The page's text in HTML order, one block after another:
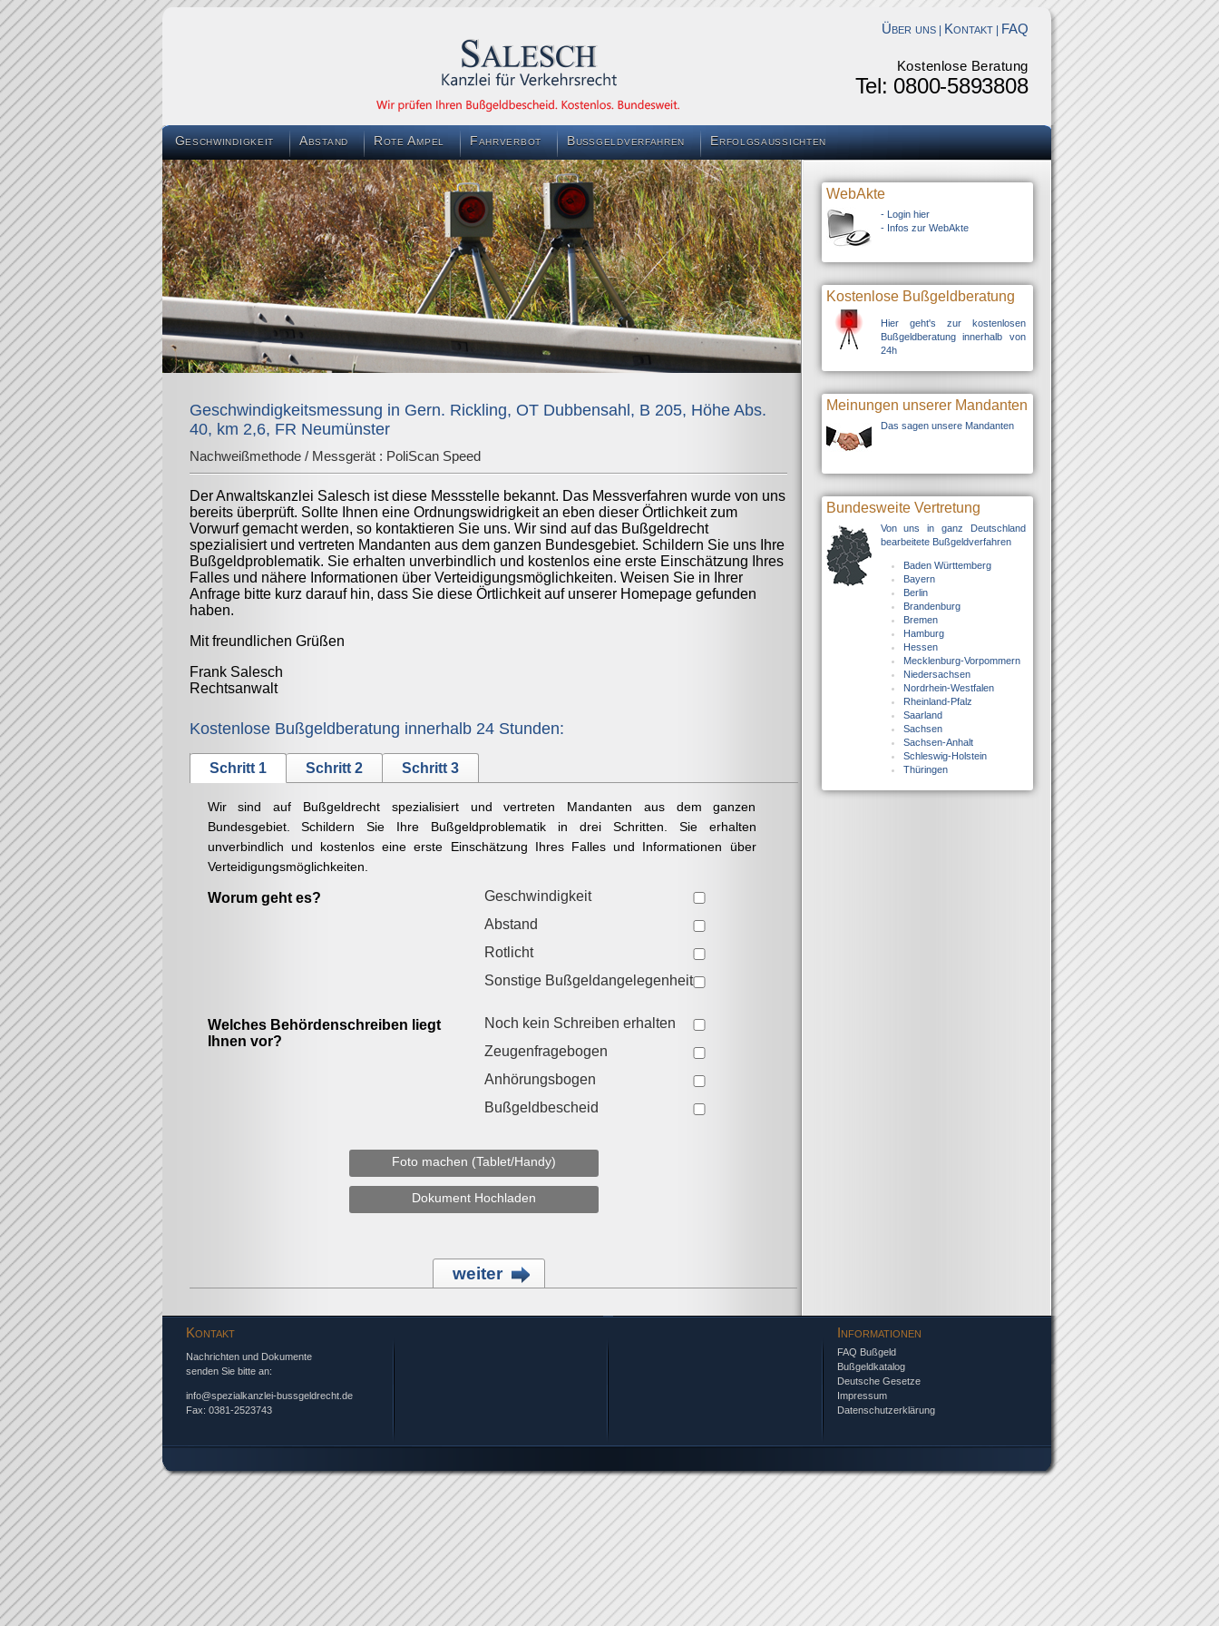
Über uns Kontakt FAQ
Kostenlose Beratung
Tel: 0800-5893808
Geschwindigkeit Abstand Rote Ampel Fahrverbot Bußgeldverfahren Erfolgsaussichten
WebAkte
- Login hier
- Infos zur WebAkte
Kostenlose Bußgeldberatung
Hier geht's zur kostenlosen
Bußgeldberatung innerhalb von
24h
Meinungen unserer Mandanten
Das sagen unsere Mandanten
Bundesweite Vertretung
Von uns in ganz Deutschland
bearbeitete Bußgeldverfahren
Baden Württemberg
Bayern
Berlin
Brandenburg
Bremen
Hamburg
Hessen
Mecklenburg-Vorpommern
Niedersachsen
Nordrhein-Westfalen
Rheinland-Pfalz
Saarland
Sachsen
Sachsen-Anhalt
Schleswig-Holstein
Thüringen
Geschwindigkeitsmessung in Gern. Rickling, OT Dubbensahl, B 205, Höhe Abs.
40, km 2,6, FR Neumünster
Nachweißmethode / Messgerät : PoliScan Speed
Der Anwaltskanzlei Salesch ist diese Messstelle bekannt. Das Messverfahren wurde von uns
bereits überprüft. Sollte Ihnen eine Ordnungswidrigkeit an eben dieser Örtlichkeit zum
Vorwurf gemacht werden, so kontaktieren Sie uns. Wir sind auf das Bußgeldrecht
spezialisiert und vertreten Mandanten aus dem ganzen Bundesgebiet. Schildern Sie uns Ihre
Bußgeldproblematik. Sie erhalten unverbindlich und kostenlos eine erste Einschätzung Ihres
Falles und nähere Informationen über Verteidigungsmöglichkeiten. Weisen Sie in Ihrer
Anfrage bitte kurz darauf hin, dass Sie diese Örtlichkeit auf unserer Homepage gefunden
haben.
Mit freundlichen Grüßen
Frank Salesch
Rechtsanwalt
Kostenlose Bußgeldberatung innerhalb 24 Stunden:
Schritt 1 Schritt 2 Schritt 3
Wir sind auf Bußgeldrecht spezialisiert und vertreten Mandanten aus dem ganzen
Bundesgebiet. Schildern Sie Ihre Bußgeldproblematik in drei Schritten. Sie erhalten
unverbindlich und kostenlos eine erste Einschätzung Ihres Falles und Informationen über
Verteidigungsmöglichkeiten.
Worum geht es?
Geschwindigkeit
Abstand
Rotlicht
Sonstige Bußgeldangelegenheit
Welches Behördenschreiben liegt
Ihnen vor?
Noch kein Schreiben erhalten
Zeugenfragebogen
Anhörungsbogen
Bußgeldbescheid
Foto machen (Tablet/Handy)
Dokument Hochladen
weiter
Kontakt
Nachrichten und Dokumente
senden Sie bitte an:
info@spezialkanzlei-bussgeldrecht.de
Fax: 0381-2523743
Informationen
FAQ Bußgeld
Bußgeldkatalog
Deutsche Gesetze
Impressum
Datenschutzerklärung